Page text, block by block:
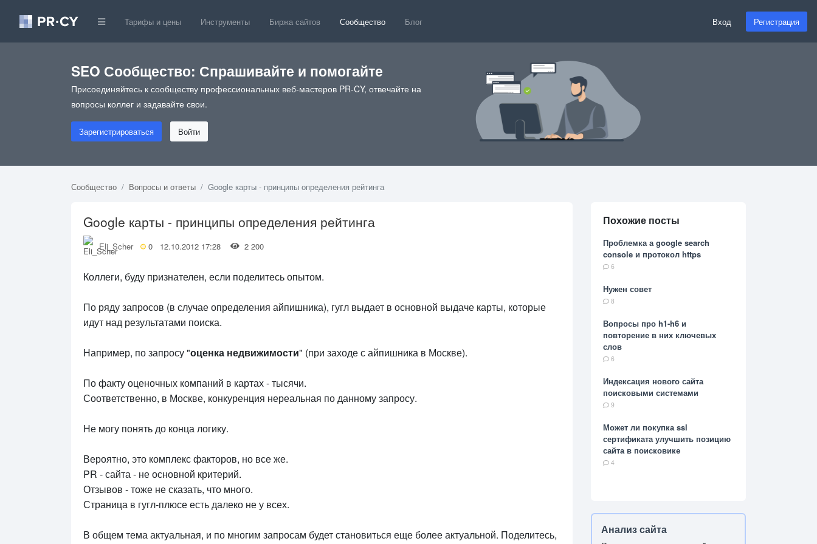
Тарифы и цены Инструменты Биржа сайтов Сообщество Блог Вход Регистрация
SEO Сообщество: Спрашивайте и помогайте
Присоединяйтесь к сообществу профессиональных веб-мастеров PR-CY, отвечайте на
вопросы коллег и задавайте свои.
Зарегистрироваться Войти
Сообщество Вопросы и ответы Google карты - принципы определения рейтинга
Google карты - принципы определения рейтинга
Eli_Scher 0 12.10.2012 17:28 2 200
Коллеги, буду признателен, если поделитесь опытом.
По ряду запросов (в случае определения айпишника), гугл выдает в основной выдаче карты, которые
идут над результатами поиска.
Например, по запросу "оценка недвижимости" (при заходе с айпишника в Москве).
По факту оценочных компаний в картах - тысячи.
Соответственно, в Москве, конкуренция нереальная по данному запросу.
Не могу понять до конца логику.
Вероятно, это комплекс факторов, но все же.
PR - сайта - не основной критерий.
Отзывов - тоже не сказать, что много.
Страница в гугл-плюсе есть далеко не у всех.
В общем тема актуальная, и по многим запросам будет становиться еще более актуальной. Поделитесь,
Похожие посты
Проблемка а google search
console и протокол https
6
Нужен совет
8
Вопросы про h1-h6 и
повторение в них ключевых
слов
6
Индексация нового сайта
поисковыми системами
9
Может ли покупка ssl
сертификата улучшить позицию
сайта в поисковике
4
Анализ сайта